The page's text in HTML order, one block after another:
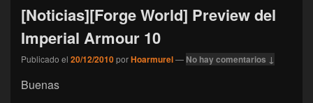
[Noticias][Forge World] Preview del
Imperial Armour 10
Publicado el 20/12/2010porHoarmurel— No hay comentarios ↓
Buenas